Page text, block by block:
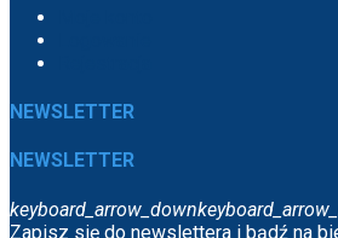
NEWSLETTER
NEWSLETTER
keyboard_arrow_down
Zapisz się do newslettera i bądź na